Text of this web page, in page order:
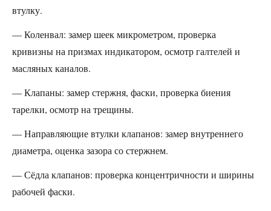
втулку.
— Коленвал: замер шеек микрометром, проверка
кривизны на призмах индикатором, осмотр галтелей и
масляных каналов.
— Клапаны: замер стержня, фаски, проверка биения
тарелки, осмотр на трещины.
— Направляющие втулки клапанов: замер внутреннего
диаметра, оценка зазора со стержнем.
— Сёдла клапанов: проверка концентричности и ширины
рабочей фаски.